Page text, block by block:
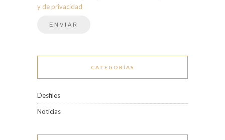
y de privacidad
CATEGORÍAS
Desfiles
Noticias